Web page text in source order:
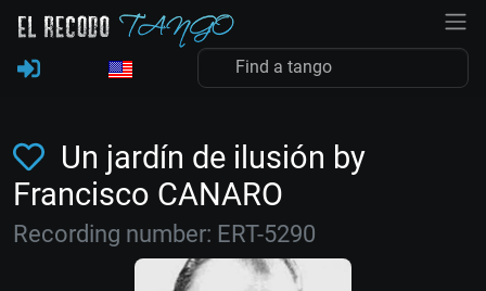
Un jardín de ilusión by
Francisco CANARO
Recording number: ERT-5290